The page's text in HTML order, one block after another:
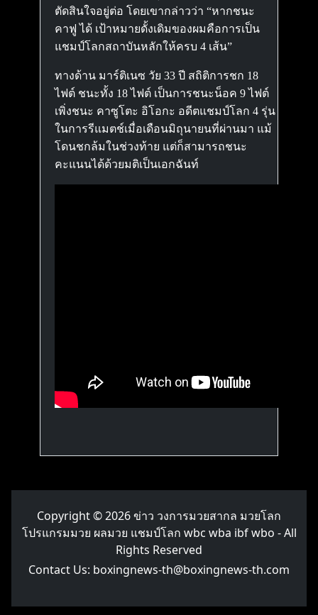
ตัดสินใจอยู่ต่อ โดยเขากล่าวว่า “หากชนะ
คาฟู ได้ เป้าหมายดั้งเดิมของผมคือการเป็น
แชมป์โลกสถาบันหลักให้ครบ 4 เส้น”
ทางด้าน มาร์ติเนซ วัย 33 ปี สถิติการชก 18
ไฟต์ ชนะทั้ง 18 ไฟต์ เป็นการชนะน็อค 9 ไฟต์
เพิ่งชนะ คาซูโตะ อิโอกะ อดีตแชมป์โลก 4 รุ่น
ในการรีแมตช์เมื่อเดือนมิถุนายนที่ผ่านมา แม้
โดนชกล้มในช่วงท้าย แต่ก็สามารถชนะ
คะแนนได้ด้วยมติเป็นเอกฉันท์
Copyright © 2026ข่าว วงการมวยสากล มวยโลก
โปรแกรมมวย ผลมวย แชมป์โลก wbc wba ibf wbo - All
Rights Reserved
Contact Us: boxingnews-th@boxingnews-th.com